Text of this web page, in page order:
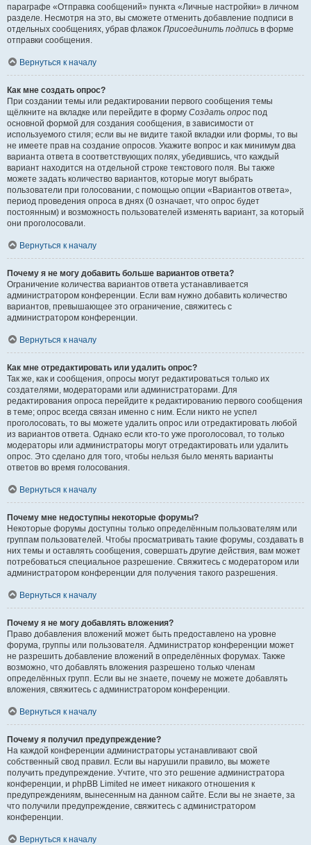
параграфе «Отправка сообщений» пункта «Личные настройки» в личном
разделе. Несмотря на это, вы сможете отменить добавление подписи в
отдельных сообщениях, убрав флажок Присоединить подпись в форме
отправки сообщения.
Вернуться к началу
Как мне создать опрос?
При создании темы или редактировании первого сообщения темы
щёлкните на вкладке или перейдите в форму Создать опрос под
основной формой для создания сообщения, в зависимости от
используемого стиля; если вы не видите такой вкладки или формы, то вы
не имеете прав на создание опросов. Укажите вопрос и как минимум два
варианта ответа в соответствующих полях, убедившись, что каждый
вариант находится на отдельной строке текстового поля. Вы также
можете задать количество вариантов, которые могут выбрать
пользователи при голосовании, с помощью опции «Вариантов ответа»,
период проведения опроса в днях (0 означает, что опрос будет
постоянным) и возможность пользователей изменять вариант, за который
они проголосовали.
Вернуться к началу
Почему я не могу добавить больше вариантов ответа?
Ограничение количества вариантов ответа устанавливается
администратором конференции. Если вам нужно добавить количество
вариантов, превышающее это ограничение, свяжитесь с
администратором конференции.
Вернуться к началу
Как мне отредактировать или удалить опрос?
Так же, как и сообщения, опросы могут редактироваться только их
создателями, модераторами или администраторами. Для
редактирования опроса перейдите к редактированию первого сообщения
в теме; опрос всегда связан именно с ним. Если никто не успел
проголосовать, то вы можете удалить опрос или отредактировать любой
из вариантов ответа. Однако если кто-то уже проголосовал, то только
модераторы или администраторы могут отредактировать или удалить
опрос. Это сделано для того, чтобы нельзя было менять варианты
ответов во время голосования.
Вернуться к началу
Почему мне недоступны некоторые форумы?
Некоторые форумы доступны только определённым пользователям или
группам пользователей. Чтобы просматривать такие форумы, создавать в
них темы и оставлять сообщения, совершать другие действия, вам может
потребоваться специальное разрешение. Свяжитесь с модератором или
администратором конференции для получения такого разрешения.
Вернуться к началу
Почему я не могу добавлять вложения?
Право добавления вложений может быть предоставлено на уровне
форума, группы или пользователя. Администратор конференции может
не разрешить добавление вложений в определённых форумах. Также
возможно, что добавлять вложения разрешено только членам
определённых групп. Если вы не знаете, почему не можете добавлять
вложения, свяжитесь с администратором конференции.
Вернуться к началу
Почему я получил предупреждение?
На каждой конференции администраторы устанавливают свой
собственный свод правил. Если вы нарушили правило, вы можете
получить предупреждение. Учтите, что это решение администратора
конференции, и phpBB Limited не имеет никакого отношения к
предупреждениям, вынесенным на данном сайте. Если вы не знаете, за
что получили предупреждение, свяжитесь с администратором
конференции.
Вернуться к началу